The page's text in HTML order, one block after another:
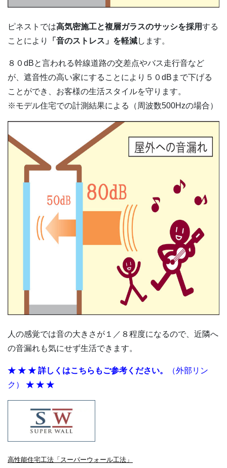
ピネストでは高気密施工と複層ガラスのサッシを採用する
ことにより
「音のストレス」を軽減します。
８０dBと言われる幹線道路の交差点やバス走行音など
が、遮音性の高い家にすることにより５０dBまで下げる
ことができ、お客様の生活スタイルを守ります。
※モデル住宅での計測結果による（周波数500Hzの場合）
人の感覚では音の大きさが１／８程度になるので、近隣へ
の音漏れも気にせず生活できます。
★ ★ ★ 詳しくはこちらもご参考ください。
（外部リン
ク） ★ ★ ★
高性能住宅工法「スーパーウォール工法」